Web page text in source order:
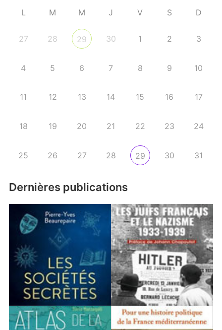
L M M J V S D
27 28 29 30 1 2 3
4 5 6 7 8 9 10
11 12 13 14 15 16 17
18 19 20 21 22 23 24
25 26 27 28 29 30 31
Dernières publications